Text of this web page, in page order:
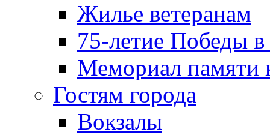
Жилье ветеранам
75-летие Победы
Мемориал памяти
Гостям города
Вокзалы